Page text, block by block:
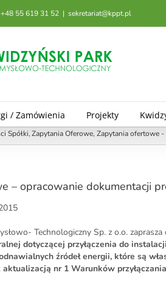
55 619 31 52 | sekretariat@kppt.pl
/ Zamówienia Projekty
Spółki Zapytania Oferowe Zapytania ofertowe
– opracowanie dokumentacji
Technologiczny Sp. z o.o.
dotyczącej przyłączenia do
źródeł energii, które są
aktualizacją nr 1 Warunków